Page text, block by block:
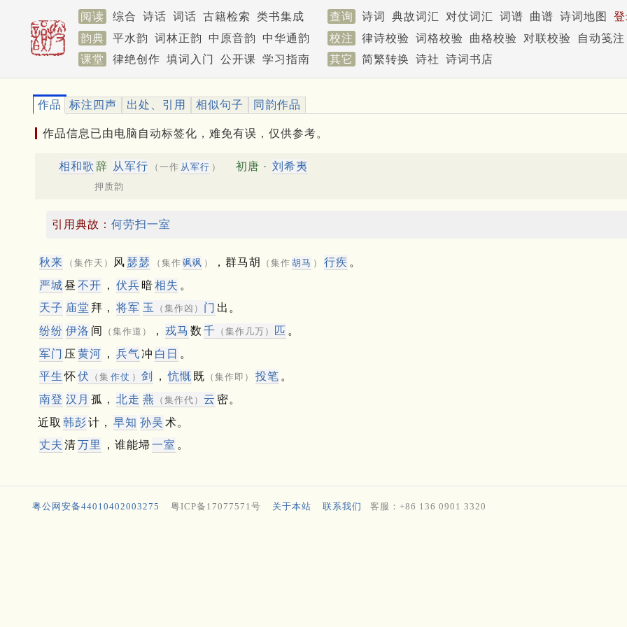
阅读 综合 诗话 词话 古籍检索 类书集成 查询 诗词 典故词汇 对仗词汇 词谱 曲谱 诗词地图
韵典
平水韵 词林正韵 中原音韵 中华通韵 校注 律诗校验 词格校验 曲格校验 对联校验
自动笺注
课堂
律绝创作 填词入门 公开课 学习指南 其它 简繁转换 诗社 诗词书店
作品 标注四声 出处、引用 相似句子 同韵作品
作品信息已由电脑自动标签化，难免有误，仅供参考。
相和歌 辞 从军行 （一作 从军行 ） 初唐 · 刘希夷
押质韵
引用典故： 何劳扫一室
秋来 （集作天） 风 瑟瑟 （集作 飒飒 ） ，群马胡 （集作 胡马 ） 行疾 。
严城昼 不开 ， 伏兵 暗相失 。
天子 庙堂 拜， 将军 玉 （集作凶） 门 出。
纷纷 伊洛 间 （集作道） ， 戎马 数 千 （集作几万） 匹 。
军门 压 黄河 ， 兵气冲 白日 。
平生 怀伏 （集 作仗 ） 剑 ， 忼慨 既 （集作即） 投笔 。
南登 汉月 孤， 北走 燕 （集作代） 云 密。
近取 韩彭计， 早知 孙吴 术。
丈夫 清万里 ，谁能埽一室 。
粤公网安备44010402003275 粤ICP备17077571号 关于本站 联系我们 客服：+86 136 0901 3320